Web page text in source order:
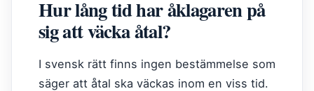
Hur lång tid har åklagaren på
sig att väcka åtal?
I svensk rätt finns ingen bestämmelse som
säger att åtal ska väckas inom en viss tid.